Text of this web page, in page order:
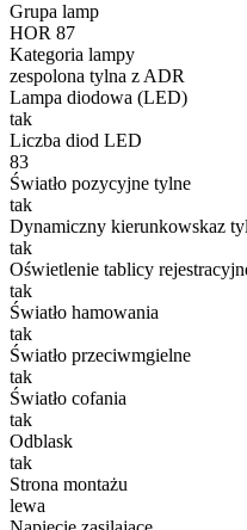
Grupa lamp
HOR 87
Kategoria lampy
zespolona tylna z ADR
Lampa diodowa (LED)
tak
Liczba diod LED
83
Światło pozycyjne tylne
tak
Dynamiczny kierunkowskaz
tak
Oświetlenie tablicy
tak
Światło hamowania
tak
Światło przeciwmgielne
tak
Światło cofania
tak
Odblask
tak
Strona montażu
lewa